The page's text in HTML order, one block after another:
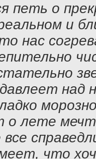
петь о
и
нас
над
о лете
что